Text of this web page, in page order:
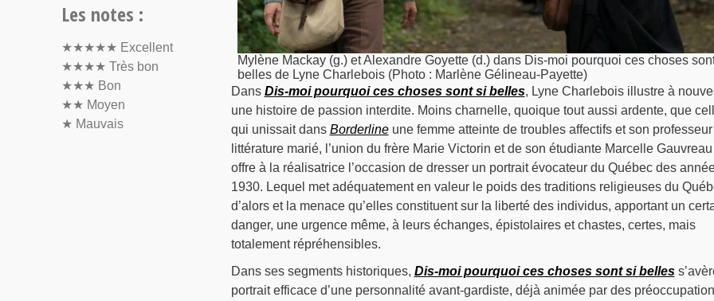
Mylène Mackay (g.) et Alexandre Goyette (d.) dans Dis-moi pourquoi ces choses
belles de Lyne Charlebois (Photo : Marlène Gélineau-Payette)
Dans Dis-moi pourquoi ces choses sont si belles, Lyne Charlebois illustre à
une histoire de passion interdite. Moins charnelle, quoique tout aussi ardente, que
qui unissait dans Borderlineune femme atteinte de troubles affectifs et son
littérature marié, l’union du frère Marie Victorin et de son étudiante Marcelle Gauvreau
offre à la réalisatrice l’occasion de dresser un portrait évocateur du Québec des
1930. Lequel met adéquatement en valeur le poids des traditions religieuses du
d’alors et la menace qu’elles constituent sur la liberté des individus, apportant un
danger, une urgence même, à leurs échanges, épistolaires et chastes, certes, mais
totalement répréhensibles.
Dans ses segments historiques, Dis-moi pourquoi ces choses sont si belles
portrait efficace d’une personnalité avant-gardiste, déjà animée par des
Les notes :
★★★★★ Excellent
★★★★ Très bon
★★★ Bon
★★ Moyen
★ Mauvais